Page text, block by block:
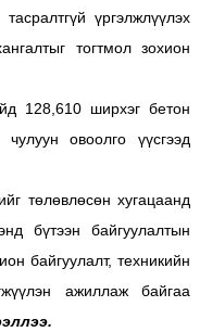
үргэлжлүүлэх
тогтмол зохион
128,610 ширхэг бетон
овоолго үүсгээд
төлөвлөсөн хугацаанд
бүтээн байгуулалтын
байгуулалт, техникийн
ажиллаж байгаа